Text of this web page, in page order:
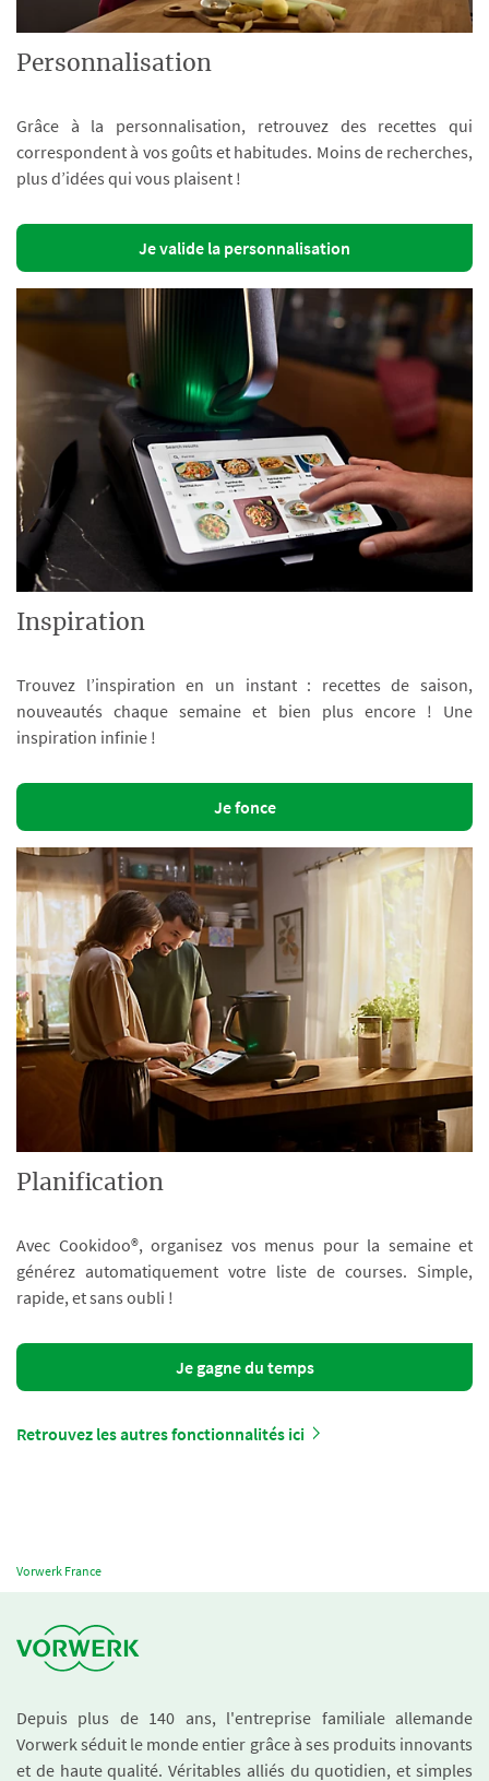
Personnalisation
Grâce à la personnalisation, retrouvez des recettes qui
correspondent à vos goûts et habitudes. Moins de recherches,
plus d’idées qui vous plaisent !
Je valide la personnalisation
Inspiration
Trouvez l’inspiration en un instant : recettes de saison,
nouveautés chaque semaine et bien plus encore ! Une
inspiration infinie !
Je fonce
Planification
Avec Cookidoo®, organisez vos menus pour la semaine et
générez automatiquement votre liste de courses. Simple,
rapide, et sans oubli !
Je gagne du temps
Retrouvez les autres fonctionnalités ici
Vorwerk France
Depuis plus de 140 ans, l'entreprise familiale allemande
Vorwerk séduit le monde entier grâce à ses produits innovants
et de haute qualité. Véritables alliés du quotidien, et simples